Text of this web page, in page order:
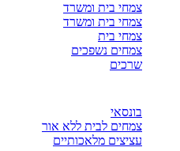
צמחי בית ומשרד
צמחי בית ומשרד
צמחי בית
צמחים נשפכים
שרכים
בונסאי
צמחים לבית ללא אור
עציצים מלאכותיים